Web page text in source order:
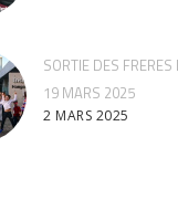
SORTIE DES FRERES
19 MARS 2025
2 MARS 2025